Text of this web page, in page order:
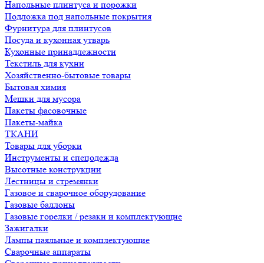
Напольные плинтуса и порожки
Подложка под напольные покрытия
Фурнитура для плинтусов
Посуда и кухонная утварь
Кухонные принадлежности
Текстиль для кухни
Хозяйственно-бытовые товары
Бытовая химия
Мешки для мусора
Пакеты фасовочные
Пакеты-майка
ТКАНИ
Товары для уборки
Инструменты и спецодежда
Высотные конструкции
Лестницы и стремянки
Газовое и сварочное оборудование
Газовые баллоны
Газовые горелки / резаки и комплектующие
Зажигалки
Лампы паяльные и комплектующие
Сварочные аппараты